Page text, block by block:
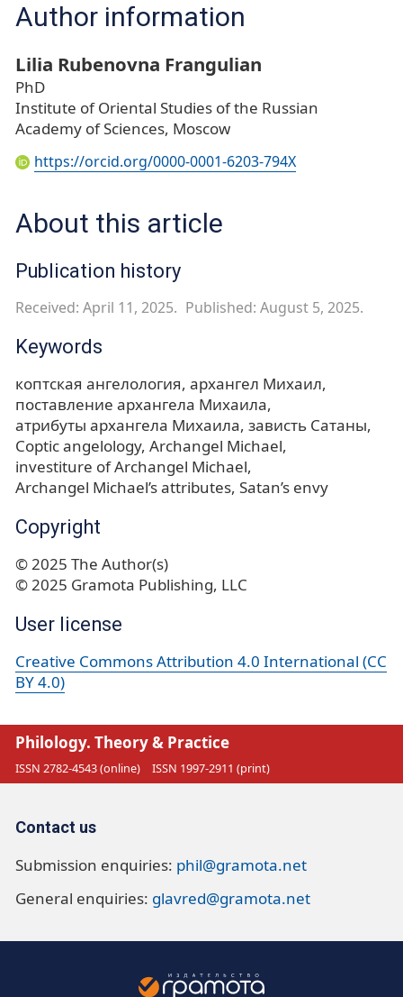
Author information
Lilia Rubenovna Frangulian
PhD
Institute of Oriental Studies of the Russian
Academy of Sciences, Moscow
https://orcid.org/0000-0001-6203-794X
About this article
Publication history
Received: April 11, 2025. Published: August 5, 2025.
Keywords
коптская ангелология архангел Михаил
поставление архангела Михаила
атрибуты архангела Михаила зависть Сатаны
Coptic angelology Archangel Michael
investiture of Archangel Michael
Archangel Michael’s attributes Satan’s envy
Copyright
© 2025 The Author(s)
© 2025 Gramota Publishing, LLC
User license
Creative Commons Attribution 4.0 International (CC
BY 4.0)
Philology. Theory & Practice
ISSN 2782-4543 (online) ISSN 1997-2911 (print)
Contact us
Submission enquiries: phil@gramota.net
General enquiries: glavred@gramota.net